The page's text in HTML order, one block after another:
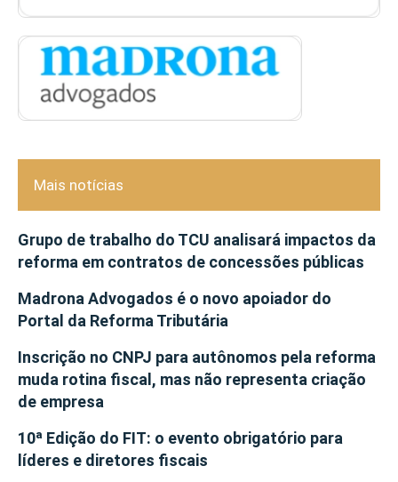
Mais notícias
Grupo de trabalho do TCU analisará impactos da
reforma em contratos de concessões públicas
Madrona Advogados é o novo apoiador do
Portal da Reforma Tributária
Inscrição no CNPJ para autônomos pela reforma
muda rotina fiscal, mas não representa criação
de empresa
10ª Edição do FIT: o evento obrigatório para
líderes e diretores fiscais